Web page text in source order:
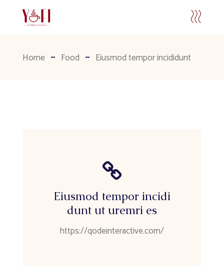
Home Food Eiusmod tempor incididunt
Eiusmod tempor incidi
dunt ut uremri es
https://qodeinteractive.com/